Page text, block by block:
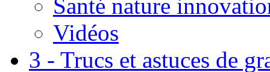
Santé nature
Vidéos
3 - Trucs et astuces de